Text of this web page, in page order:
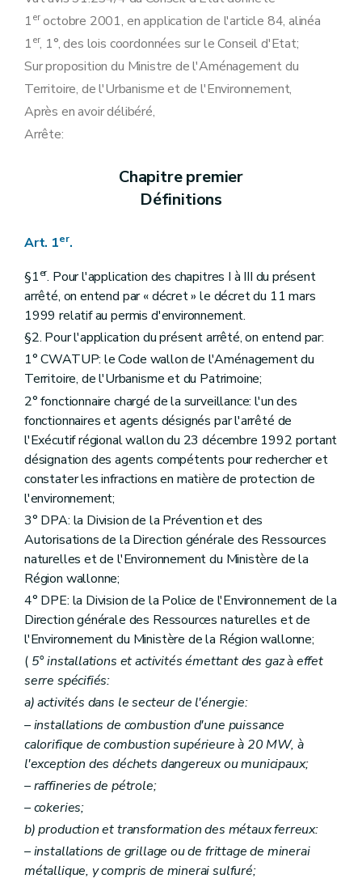
Art. 149
Art. 150
Art. 151
Art. 153
Art. 154
Art. 155
Art. 156
Art. 160
Art. 166
Art. 167
Art. 168
Art. 169
Art. 170
Art. 171
Art. 172
Art. 173
Art. 174
Art. 175
Art. 176
Sous-section 3 Déchets
Art. 177
Art. 178
Art. 179
Art. 180
Art. 181
Art. 182
Art. 183
Art. 184
Art. 185
Art. 186
Art. 187
Art. 188
Art. 189
Art. 190
Art. 191
Art. 192
Art. 193
Art. 194
Art. 195
Art. 196
Art. 197
Art. 198
Art. 199
Art. 200
Art. 201
Art. 202
Art. 203
Art. 204
1eroctobre 2001, en application de l'article 84, alinéa
1er, 1°, des lois coordonnées sur le Conseil d'Etat;
Sur proposition du Ministre de l'Aménagement du
Territoire, de l'Urbanisme et de l'Environnement,
Après en avoir délibéré,
Arrête:
Chapitre premier
Définitions
Art. 1er.
§1er. Pour l'application des chapitres I à III du présent
arrêté, on entend par « décret » le décret du 11 mars
1999 relatif au permis d'environnement.
§2. Pour l'application du présent arrêté, on entend par:
1° CWATUP: le Code wallon de l'Aménagement du
Territoire, de l'Urbanisme et du Patrimoine;
2° fonctionnaire chargé de la surveillance: l'un des
fonctionnaires et agents désignés par l'arrêté de
l'Exécutif régional wallon du 23 décembre 1992 portant
désignation des agents compétents pour rechercher et
constater les infractions en matière de protection de
l'environnement;
3° DPA: la Division de la Prévention et des
Autorisations de la Direction générale des Ressources
naturelles et de l'Environnement du Ministère de la
Région wallonne;
4° DPE: la Division de la Police de l'Environnement de la
Direction générale des Ressources naturelles et de
l'Environnement du Ministère de la Région wallonne;
( 5° installations et activités émettant des gaz à effet
serre spécifiés:
a) activités dans le secteur de l'énergie:
– installations de combustion d'une puissance
calorifique de combustion supérieure à 20 MW, à
l'exception des déchets dangereux ou municipaux;
– raffineries de pétrole;
– cokeries;
b) production et transformation des métaux ferreux:
– installations de grillage ou de frittage de minerai
métallique, y compris de minerai sulfuré;